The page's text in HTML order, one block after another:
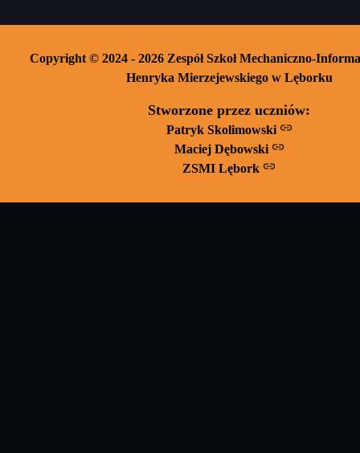
Copyright © 2024 - 2026 Zespół Szkoł Mechaniczno-
Henryka Mierzejewskiego w Lęborku
Stworzone przez uczniów:
Patryk Skolimowski
Maciej Dębowski
ZSMI Lębork